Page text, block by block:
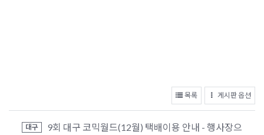
목록 게시판 옵션
대구
9회 대구 코믹월드(12월) 택배이용 안내 - 행사장으